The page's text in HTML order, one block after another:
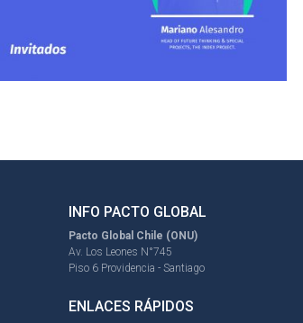
INFO PACTO GLOBAL
Pacto Global Chile (ONU)
Av. Los Leones N°745
Piso 6 Providencia - Santiago
ENLACES RÁPIDOS